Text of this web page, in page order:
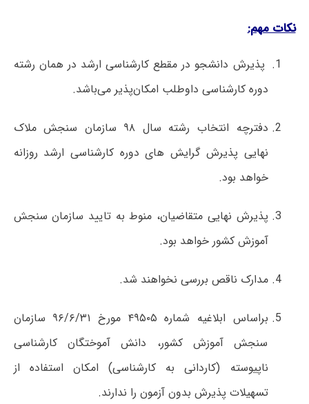
نکات مهم:
پذیرش دانشجو در مقطع کارشناسی ارشد در همان رشته
دوره کارشناسی داوطلب امکان‌پذیر می‌باشد.
دفترچه انتخاب رشته سال ۹۸ سازمان سنجش ملاک
نهایی پذیرش گرایش های دوره کارشناسی ارشد روزانه
خواهد بود.
پذیرش نهایی متقاضیان، منوط به تایید سازمان سنجش
آموزش کشور خواهد بود.
مدارک ناقص بررسی نخواهند شد.
براساس ابلاغیه شماره ۴۹۵۰۵ مورخ ۹۶/۶/۳۱ سازمان
سنجش آموزش کشور، دانش آموختگان کارشناسی
ناپیوسته (کاردانی به کارشناسی) امکان استفاده از
تسهیلات پذیرش بدون آزمون را ندارند.